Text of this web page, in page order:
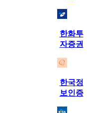
한화투
자증권
한국정
보인증